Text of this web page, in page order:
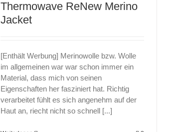
Thermowave ReNew Merino
Jacket
[Enthält Werbung] Merinowolle bzw. Wolle
im allgemeinen war war schon immer ein
Material, dass mich von seinen
Eigenschaften her fasziniert hat. Richtig
verarbeitet fühlt es sich angenehm auf der
Haut an, riecht nicht so schnell [...]